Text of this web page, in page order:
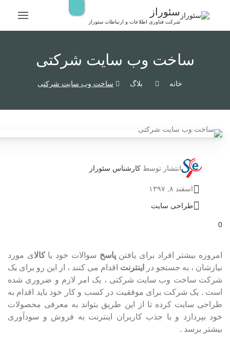
سئوراز
شرکت فناوری اطلاعات و ارتباطات سئوراز
ساخت وب سایت شرکتی
خانه بلاگ ساخت وب سایت شرکتی
انتشار توسط کارشناس سئوراز
اسفند ۸, ۱۳۹۷
طراحی سایت
0
امروزه بیشتر افراد برای یافتنپاسخ سوالات خود یاکالای مورد
نیازشان ، به جستجو در
اینترنت اقدام می کنند ، از این رو برای یک
شرکت ساخت وب سایت شرکتی ، یک امر لازم و ضروری شده
است . یک شرکت برای موفقیت در کسب و کار خود باید اقدام به
طراحی سایت کرده تا از این طریق بتواند به معرفی محصولات
خود بپردازد و با جذب کاربران اینترنت به فروش و سودآوری
بیشتر برسد .